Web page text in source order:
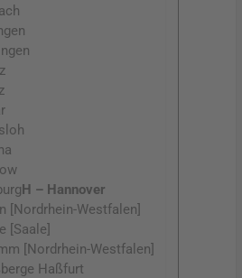
H – Hannover
[Nordrhein-Westfalen]
[Saale]
[Nordrhein-Westfalen]
Haßfurt